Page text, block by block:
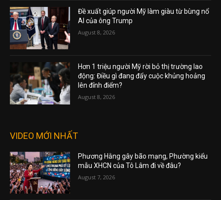
Đề xuất giúp người Mỹ làm giàu từ bùng nổ
AI của ông Trump
August 8, 2026
Hơn 1 triệu người Mỹ rời bỏ thị trường lao
động: Điều gì đang đẩy cuộc khủng hoảng
lên đỉnh điểm?
August 8, 2026
VIDEO MỚI NHẤT
Phương Hằng gây bão mạng, Phường kiểu
mẫu XHCN của Tô Lâm đi về đâu?
August 7, 2026